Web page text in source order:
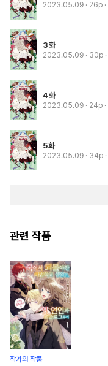
2023.05.09 · 26p
3화
2023.05.09 · 30p
4화
2023.05.09 · 24p
5화
2023.05.09 · 34p
관련 작품
작가의 작품